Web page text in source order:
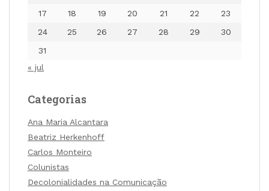
17
18 19 20 21 22
23
24
25 26 27 28 29
30
31
« jul
Categorias
Ana Maria Alcantara
Beatriz Herkenhoff
Carlos Monteiro
Colunistas
Decolonialidades na Comunicação